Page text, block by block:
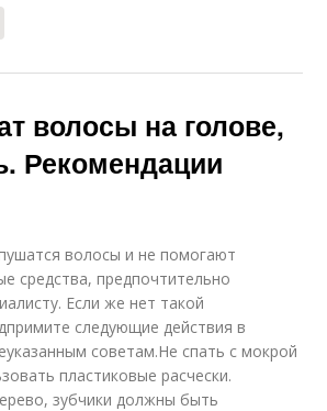
волосы на голове,
Рекомендации
волосы и не помогают
средства, предпочтительно
Если же нет такой
следующие действия в
советам.Не спать с мокрой
пластиковые расчески.
зубчики должны быть